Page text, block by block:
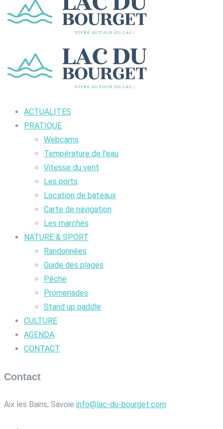
ACTUALITES
PRATIQUE
Webcams
Température de l’eau
Vitesse du vent
Les ports
Location de bateaux
Carte de navigation
Les marchés
NATURE & SPORT
Randonnées
Guide des plages
Pêche
Promenades
Stand up paddle
CULTURE
AGENDA
CONTACT
Contact
Aix les Bains, Savoie info@lac-du-bourget.com